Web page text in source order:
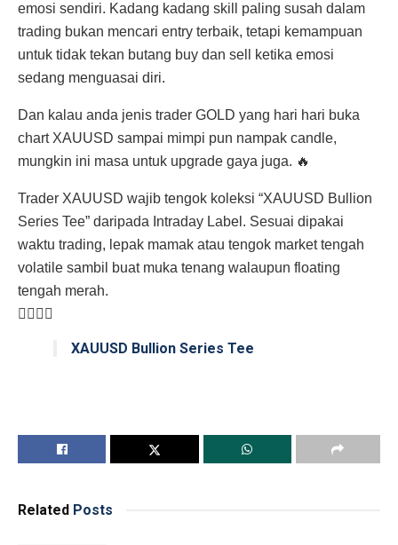
emosi sendiri. Kadang kadang skill paling susah dalam
trading bukan mencari entry terbaik, tetapi kemampuan
untuk tidak tekan butang buy dan sell ketika emosi
sedang menguasai diri.
Dan kalau anda jenis trader GOLD yang hari hari buka
chart XAUUSD sampai mimpi pun nampak candle,
mungkin ini masa untuk upgrade gaya juga. 🔥
Trader XAUUSD wajib tengok koleksi “XAUUSD Bullion
Series Tee” daripada Intraday Label. Sesuai dipakai
waktu trading, lepak mamak atau tengok market tengah
volatile sambil buat muka tenang walaupun floating
tengah merah.
👇🏻👇🏻
XAUUSD Bullion Series Tee
Related Posts